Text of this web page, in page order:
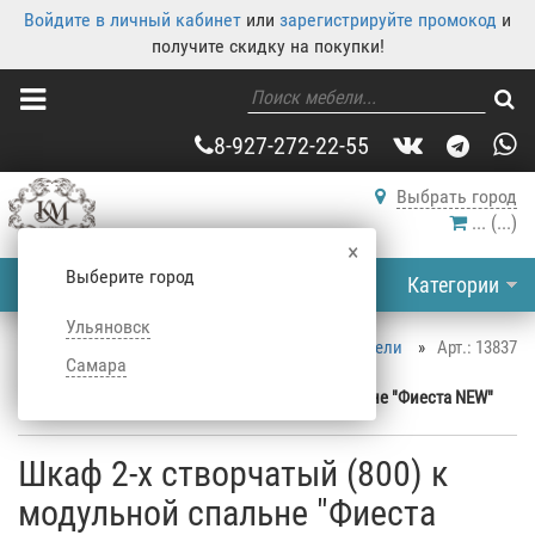
Войдите в личный кабинет или зарегистрируйте промокод и
получите скидку на покупки!
8-927-272-22-55
Выбрать город
×
Выберите город
Ульяновск
Самара
... (...)
Категории
Арт.: 13837
Каталог корпусной мебели
»
Шкафы
» Распашные шкафы
Шкаф 2-х створчатый (800) к модульной спальне "Фиеста NEW"
Шкаф 2-х створчатый (800) к
модульной спальне "Фиеста